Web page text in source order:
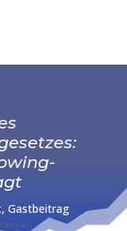
, Gastbeitrag